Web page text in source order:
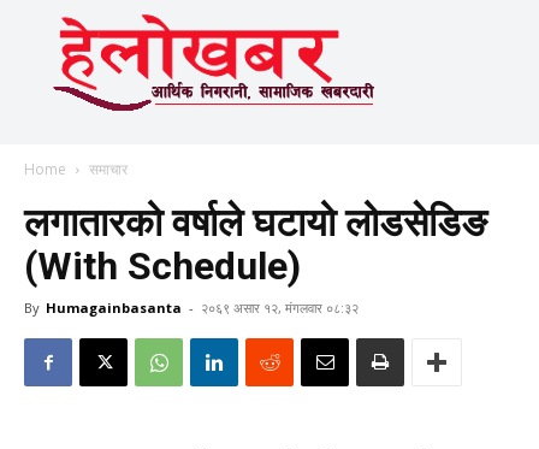
Home समाचार
लगातारको वर्षाले घटायो लोडसेडिङ
(With Schedule)
By Humagainbasanta - २०६९ असार १२, मंगलवार ०८:३२